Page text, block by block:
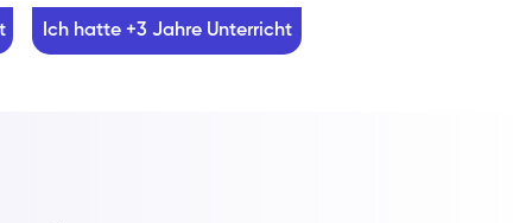
Ich hatte +3 Jahre Unterricht